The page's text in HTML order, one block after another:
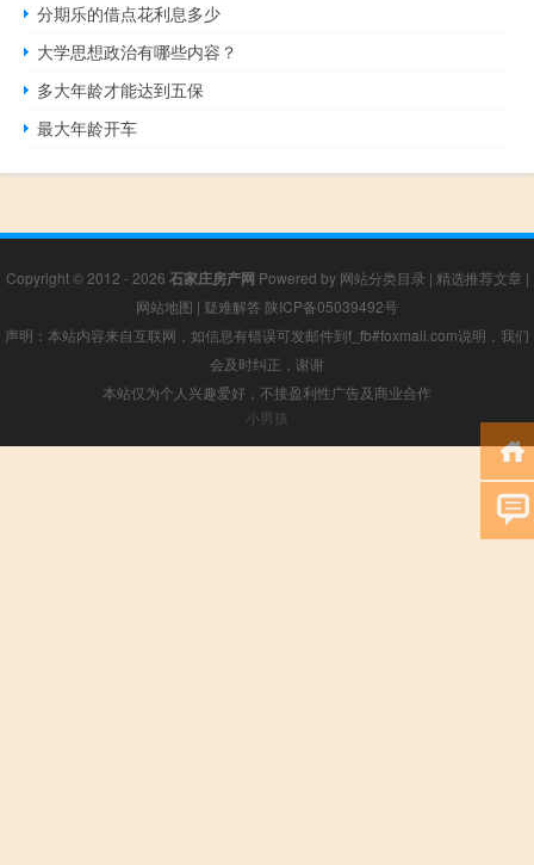
分期乐的借点花利息多少
大学思想政治有哪些内容？
多大年龄才能达到五保
最大年龄开车
Copyright © 2012 - 2026 石家庄房产网 Powered by 网站分类目录 | 精选推荐文章 |
网站地图 | 疑难解答 陕ICP备05039492号
声明：本站内容来自互联网，如信息有错误可发邮件到f_fb#foxmail.com说明，我们
会及时纠正，谢谢
本站仅为个人兴趣爱好，不接盈利性广告及商业合作
小男孩